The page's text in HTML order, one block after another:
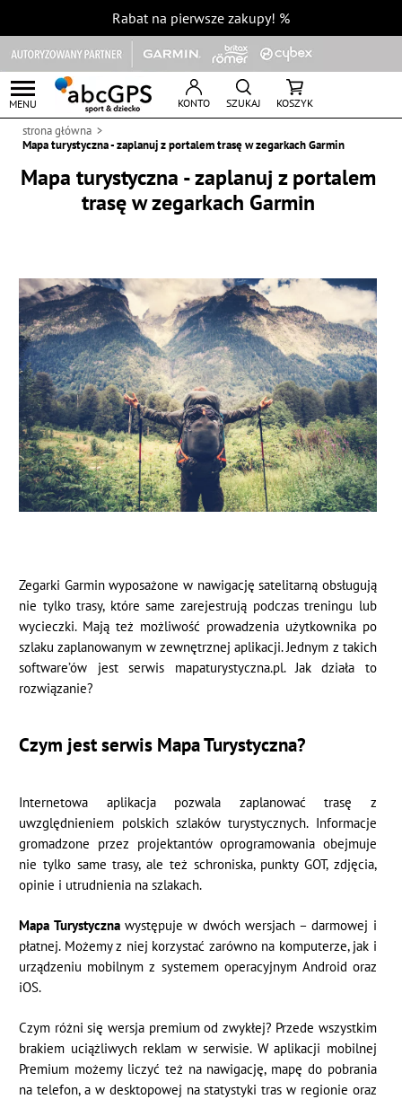
Rabat na pierwsze zakupy! %
MENU KONTO SZUKAJ KOSZYK
strona główna
Mapa turystyczna - zaplanuj z portalem trasę w zegarkach Garmin
Mapa turystyczna - zaplanuj z portalem
trasę w zegarkach Garmin
Zegarki Garmin wyposażone w nawigację satelitarną obsługują
nie tylko trasy, które same zarejestrują podczas treningu lub
wycieczki. Mają też możliwość prowadzenia użytkownika po
szlaku zaplanowanym w zewnętrznej aplikacji. Jednym z takich
software’ów jest serwis mapaturystyczna.pl. Jak działa to
rozwiązanie?
Czym jest serwis Mapa Turystyczna?
Internetowa aplikacja pozwala zaplanować trasę z
uwzględnieniem polskich szlaków turystycznych. Informacje
gromadzone przez projektantów oprogramowania obejmuje
nie tylko same trasy, ale też schroniska, punkty GOT, zdjęcia,
opinie i utrudnienia na szlakach.
Mapa Turystycznawystępuje w dwóch wersjach – darmowej i
płatnej. Możemy z niej korzystać zarówno na komputerze, jak i
urządzeniu mobilnym z systemem operacyjnym Android oraz
iOS.
Czym różni się wersja premium od zwykłej? Przede wszystkim
brakiem uciążliwych reklam w serwisie. W aplikacji mobilnej
Premium możemy liczyć też na nawigację, mapę do pobrania
na telefon, a w desktopowej na statystyki tras w regionie oraz